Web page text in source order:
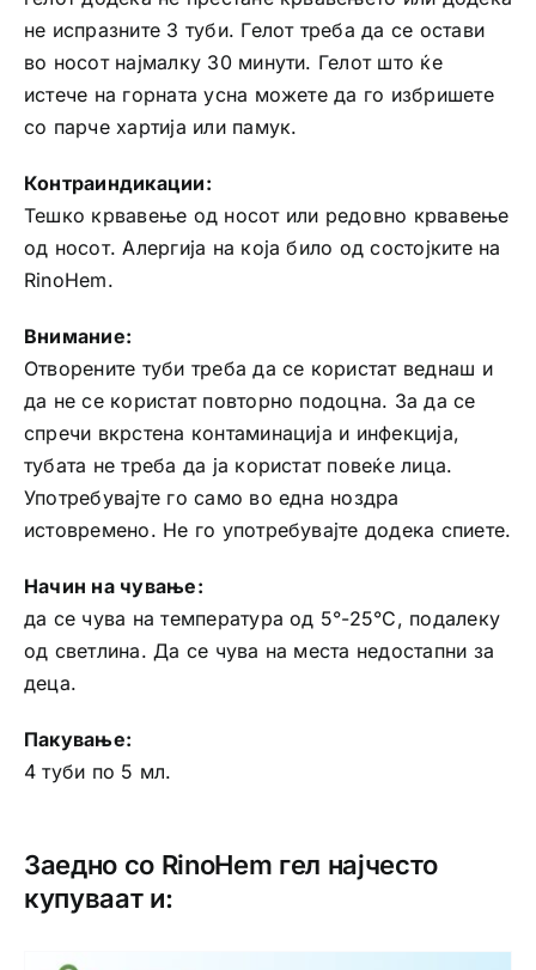
не испразните 3 туби. Гелот треба да се остави
во носот најмалку 30 минути. Гелот што ќе
истече на горната усна можете да го избришете
со парче хартија или памук.
Контраиндикации:
Тешко крвавење од носот или редовно крвавење
од носот. Алергија на која било од состојките на
RinoHem.
Внимание:
Отворените туби треба да се користат веднаш и
да не се користат повторно подоцна. За да се
спречи вкрстена контаминација и инфекција,
тубата не треба да ја користат повеќе лица.
Употребувајте го само во една ноздра
истовремено. Не го употребувајте додека спиете.
Начин на чување:
да се чува на температура од 5°-25°C, подалеку
од светлина. Да се чува на места недостапни за
деца.
Пакување:
4 туби по 5 мл.
Заедно со RinoHem гел најчесто
купуваат и: